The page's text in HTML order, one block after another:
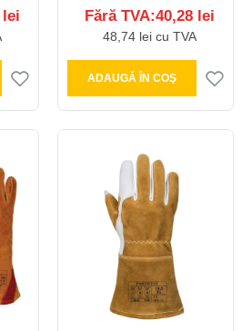
lei
Fără TVA:40,28 lei
48,74 lei cu TVA
ADAUGĂ ÎN COŞ